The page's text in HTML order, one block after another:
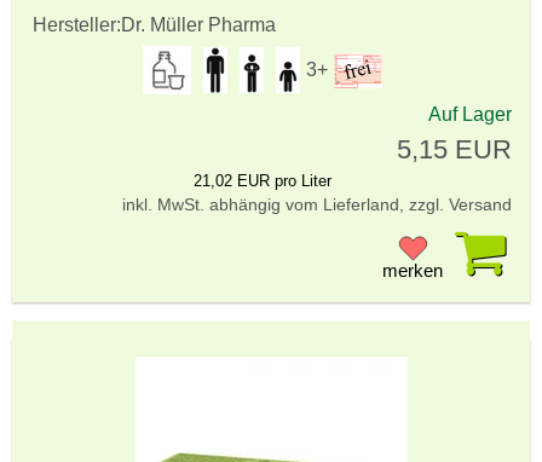
Hersteller:Dr. Müller Pharma
3+
Auf Lager
5,15 EUR
21,02 EUR pro Liter
inkl. MwSt. abhängig vom Lieferland, zzgl. Versand
merken